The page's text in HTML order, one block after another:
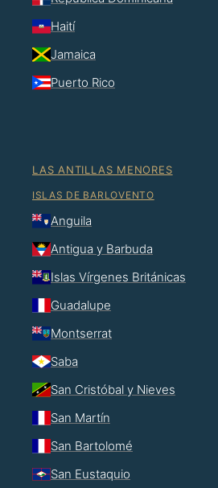
Haití
Jamaica
Puerto Rico
LAS ANTILLAS MENORES
ISLAS DE BARLOVENTO
Anguila
Antigua y Barbuda
Islas Vírgenes Británicas
Guadalupe
Montserrat
Saba
San Cristóbal y Nieves
San Martín
San Bartolomé
San Eustaquio